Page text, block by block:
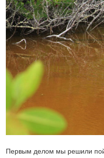
Первым делом мы решили